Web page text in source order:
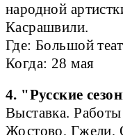
народной
Касрашвили.
Где: Большой
Когда: 28 мая
4. "Русские
Выставка.
Жостово, Гжели,